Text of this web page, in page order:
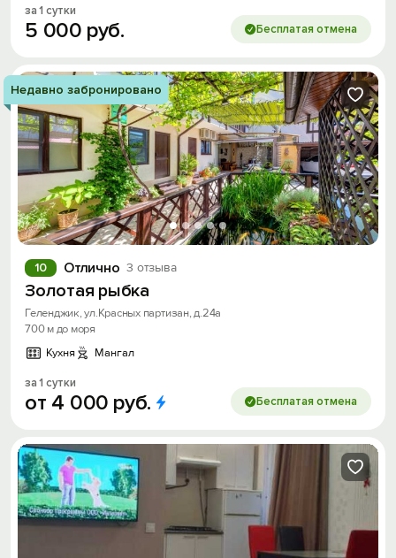
за 1 сутки
5 000 руб. Бесплатая отмена
Недавно забронировано
Отлично 3 отзыва
10
Золотая рыбка
Геленджик, ул.Красных партизан, д.24а
700 м до моря
Кухня
Мангал
за 1 сутки
от 4 000 руб. Бесплатая отмена